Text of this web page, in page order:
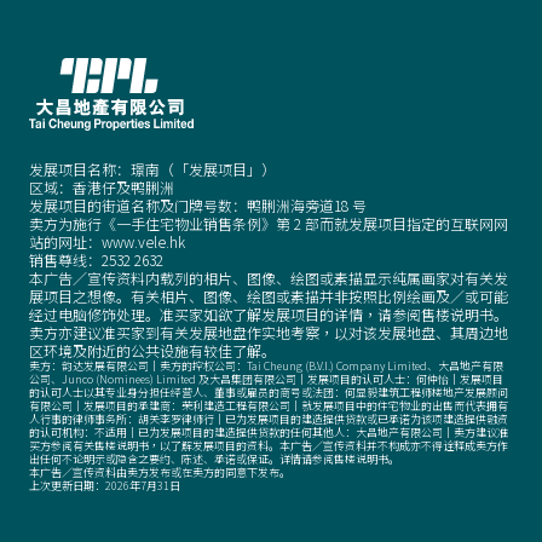
发展项目名称：璟南（「发展项目」）
区域：香港仔及鸭脷洲
发展项目的街道名称及门牌号数：鸭脷洲海旁道18 号
卖方为施行《一手住宅物业销售条例》第 2 部而就发展项目指定的互联网网
站的网址：www.vele.hk
销售尊线： 2532 2632
本广告／宣传资料内载列的相片、图像、绘图或素描显示纯属画家对有关发
展项目之想像。有关相片、图像、绘图或素描并非按照比例绘画及／或可能
经过电脑修饰处理。准买家如欲了解发展项目的详情 ， 请参阅售楼说明书。
卖方亦建议准买家到有关发展地盘作实地考察 ， 以对该发展地盘、其周边地
区环境及附近的公共设施有较佳了解。
卖方：韵达发展有限公司｜卖方的控权公司：Tai Cheung (B.V.I.) Company Limited、大昌地产有限
公司、Junco (Nominees) Limited 及大昌集团有限公司｜发展项目的认可人士：何仲怡｜发展项目
的认可人士以其专业身分担任经营人、董事或雇员的商号或法团：何显毅建筑工程师楼地产发展顾问
有限公司｜发展项目的承建商：荣利建造工程有限公司｜就发展项目中的住宅物业的出售而代表拥有
人行事的律师事务所：胡关李罗律师行｜已为发展项目的建造提供贷款或已承诺为该项建造提供融资
的认可机构：不适用｜已为发展项目的建造提供贷款的任何其他人：大昌地产有限公司｜卖方建议准
买方参阅有关售楼说明书 ， 以了解发展项目的资料。本广告／宣传资料并不构成亦不得诠释成卖方作
出任何不论明示或隐含之要约、陈述、承诺或保证。详情请参阅售楼说明书。
本广告／宣传资料由卖方发布或在卖方的同意下发布。
上次更新日期：2026年7月31日